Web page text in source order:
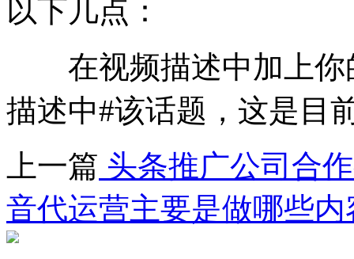
以下几点：
在视频描述中加上你
描述中#该话题，这是目
上一篇 头条推广公司合
音代运营主要是做哪些内